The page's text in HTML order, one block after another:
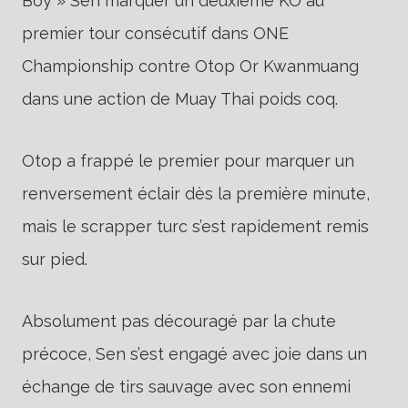
premier tour consécutif dans ONE
Championship contre Otop Or Kwanmuang
dans une action de Muay Thai poids coq.
Otop a frappé le premier pour marquer un
renversement éclair dès la première minute,
mais le scrapper turc s’est rapidement remis
sur pied.
Absolument pas découragé par la chute
précoce, Sen s’est engagé avec joie dans un
échange de tirs sauvage avec son ennemi